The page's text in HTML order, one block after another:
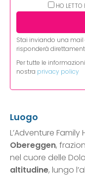
HO
Stai inviando una
risponderà
Per tutte le
nostra privacy policy
Luogo
L’Adventure
Obereggen,
nel cuore delle
altitudine, lungo